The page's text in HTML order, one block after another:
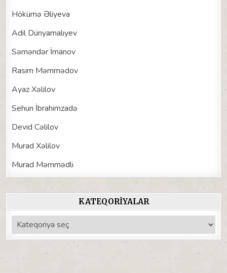
Hökümə Əliyeva
Adil Dünyamalıyev
Səməndər İmanov
Rasim Məmmədov
Ayaz Xəlilov
Sehun İbrahimzadə
Devid Cəlilov
Murad Xəlilov
Murad Məmmədli
KATEQORIYALAR
Kateqoriyalar